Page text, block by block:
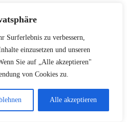
Surferlebnis zu verbessern,
einzusetzen und unseren
Sie auf „Alle akzeptieren"
von Cookies zu.
Alle akzeptieren
gestärkt werden.